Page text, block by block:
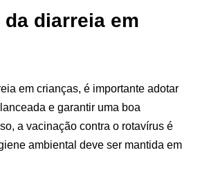
diarreia em
em crianças, é importante adotar
e garantir uma boa
a vacinação contra o rotavírus é
ambiental deve ser mantida em